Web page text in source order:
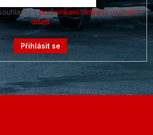
spodmínkami ochrany osobních
údajů
Přihlásit se